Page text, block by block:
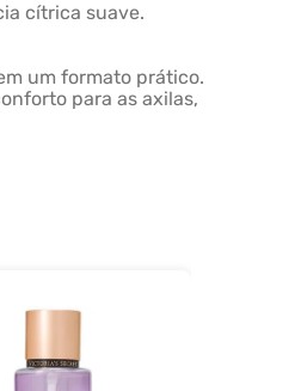
cítrica suave.
um formato prático.
para as axilas,